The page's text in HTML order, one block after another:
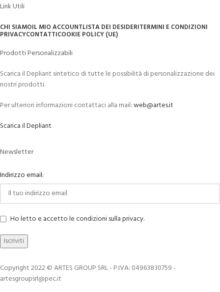
Link Utili
CHI SIAMOIL MIO ACCOUNTLISTA DEI DESIDERITERMINI E CONDIZIONI
PRIVACYCONTATTICOOKIE POLICY (UE)
Prodotti Personalizzabili
Scarica il Depliant sintetico di tutte le possibilità di personalizzazione dei
nostri prodotti.
Per ulteriori informazioni contattaci alla mail:web@artes.it
Scarica il Depliant
Newsletter
Indirizzo email:
Ho letto e accetto le condizioni sulla privacy.
Copyright 2022 © ARTES GROUP SRL - P.IVA: 04963830759 -
artesgroupsrl@pec.it